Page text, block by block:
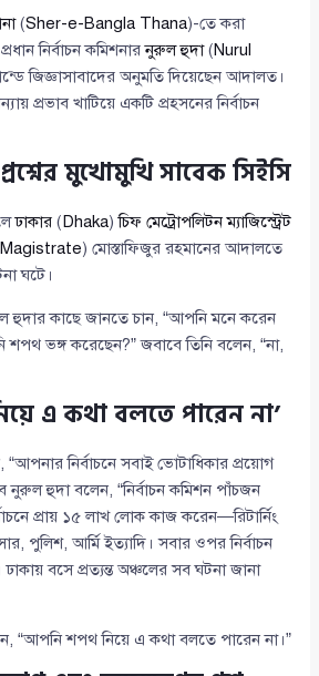
(Sher-e-Bangla Thana)-তে করা
নির্বাচন কমিশনারনুরুল হুদা(Nurul
জিজ্ঞাসাবাদের অনুমতি দিয়েছেন আদালত।
প্রভাব খাটিয়ে একটি প্রহসনের নির্বাচন
মুখোমুখি সাবেক সিইসি
ঢাকার ( Dhaka)চিফ মেট্রোপলিটন ম্যাজিস্ট্রেট
) মোস্তাফিজুর রহমানের আদালতে
ঘটে।
হুদার কাছে জানতে চান, “আপনি মনে করেন
শপথ ভঙ্গ করেছেন?” জবাবে তিনি বলেন, “না,
এ কথা বলতে পারেন না’
“আপনার নির্বাচনে সবাই ভোটাধিকার প্রয়োগ
নুরুল হুদা বলেন, “নির্বাচন কমিশন পাঁচজন
প্রায় ১৫ লাখ লোক কাজ করেন—রিটার্নিং
পুলিশ, আর্মি ইত্যাদি। সবার ওপর নির্বাচন
ঢাকায় বসে প্রত্যন্ত অঞ্চলের সব ঘটনা জানা
“আপনি শপথ নিয়ে এ কথা বলতে পারেন না।”